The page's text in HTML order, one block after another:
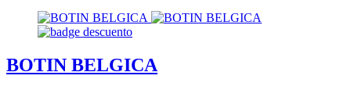
BOTIN BELGICA